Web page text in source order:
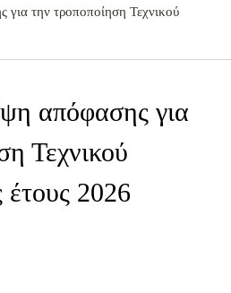
την τροποποίηση Τεχνικού
απόφασης για
Τεχνικού
2026